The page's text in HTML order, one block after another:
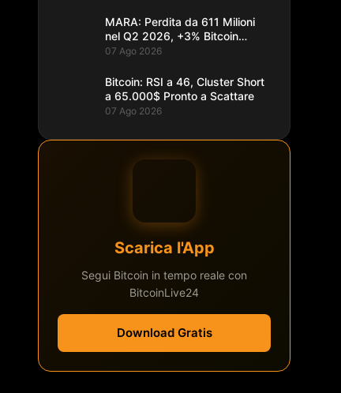
MARA: Perdita da 611 Milioni
nel Q2 2026, +3% Bitcoin
Minati
07 Ago 2026
Bitcoin: RSI a 46, Cluster Short
a 65.000$ Pronto a Scattare
07 Ago 2026
Scarica l'App
Segui Bitcoin in tempo reale con
BitcoinLive24
Download Gratis